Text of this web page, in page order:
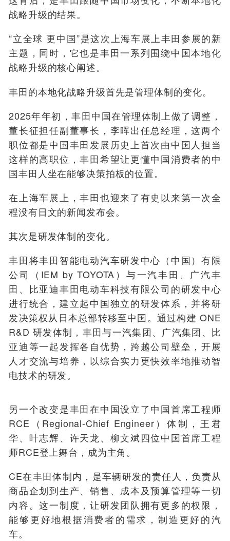
战略升级的结果。
“立全球 更中国”是这次上海车展上丰田参展的新
主题，同时，它也是丰田一系列围绕中国本地化
战略升级的核心阐述。
丰田的本地化战略升级首先是管理体制的变化。
2025年年初，丰田中国在管理体制上做了调整，
董长征担任副董事长，李晖出任总经理，这两个
职位都是中国丰田发展历史上首次由中国人担当
这样的高职位，丰田希望让更懂中国消费者的中
国丰田人坐在能够决策拍板的位置。
在上海车展上，丰田也迎来了有史以来第一次全
程没有日文的新闻发布会。
其次是研发体制的变化。
丰田将丰田智能电动汽车研发中心（中国）有限
公司（IEM by TOYOTA）与一汽丰田、广汽丰
田、比亚迪丰田电动车科技有限公司的研发中心
进行统合，建立起中国独立的研发体系，并将研
发决策权从日本总部转移至中国。通过构建 ONE
R&D 研发体制，丰田与一汽集团、广汽集团、比
亚迪等一起发挥各自优势，跨越公司壁垒，开展
人才交流与培养，以综合实力更快效率地推动智
电技术的研发。
另一个改变是丰田在中国设立了中国首席工程师
RCE（Regional-Chief Engineer）体制，王君
华、叶志辉、许天龙、柳文斌四位中国首席工程
师RCE登上舞台，成为主角。
CE在丰田体制内，是车辆研发的责任人，负责从
商品企划到生产、销售、成本及预算管理等一切
内容。这一制度，让研发团队拥有更多的权限，
能够更好地根据消费者的需求，制造更好的汽
车。